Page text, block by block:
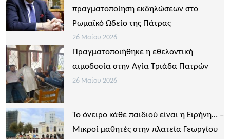
πραγματοποίηση εκδηλώσεων στο
Ρωμαϊκό Ωδείο της Πάτρας
26 Μαΐου 2026
Πραγματοποιήθηκε η εθελοντική
αιμοδοσία στην Αγία Τριάδα Πατρών
26 Μαΐου 2026
Το όνειρο κάθε παιδιού είναι η Ειρήνη… –
Μικροί μαθητές στην πλατεία Γεωργίου